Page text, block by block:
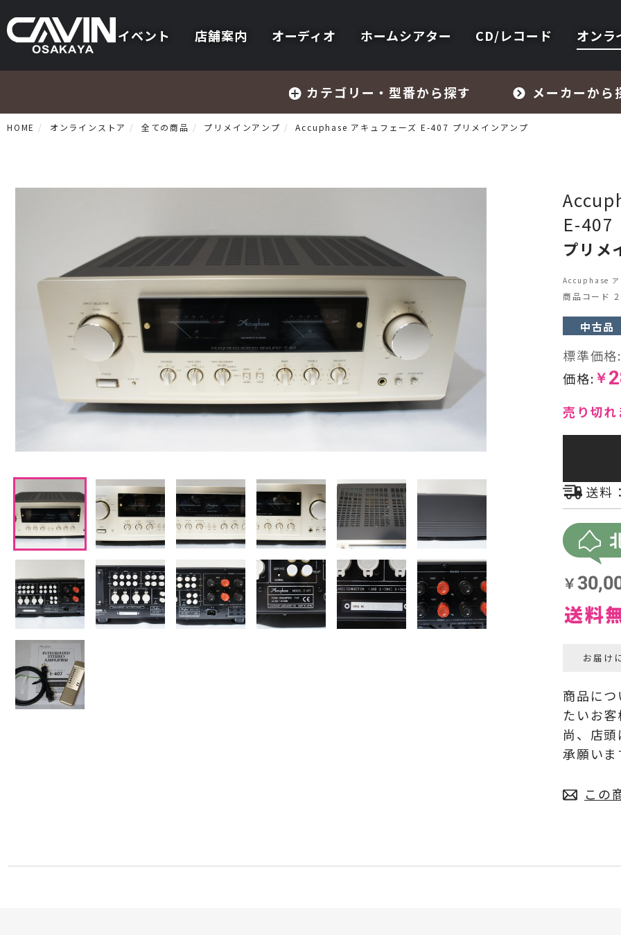
イベント 店舗案内 オーディオ ホームシアター CD/レコード オンラ
カテゴリー・型番から探す メーカーから
プリアンプ
パワーアンプ
CDプレーヤー・レシーバー
ネットワークプレーヤー・D/Aコンバーター
レコードプレーヤー
フォノイコライザー・MCトランス
スピーカー
オーディオアクセサリー
ヘッドフォン・イヤホン
オーディオその他
AVアンプ
HOME オンラインストア 全ての商品 プリメインアンプ Accuphase アキュフェーズ E-407 プリメインアンプ
E-407
プリメ
Accuphase ア
商品コード
中古品
標準価格:
価格: ￥
売り切れ
送料：
お届け
商品に
たいお
尚、店
承願いま
この